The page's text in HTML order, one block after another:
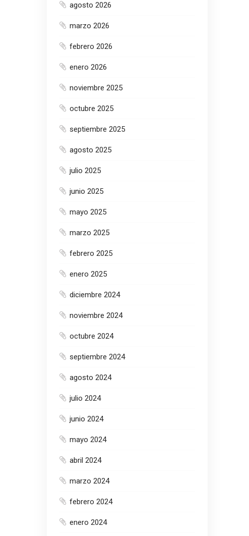
agosto 2026
marzo 2026
febrero 2026
enero 2026
noviembre 2025
octubre 2025
septiembre 2025
agosto 2025
julio 2025
junio 2025
mayo 2025
marzo 2025
febrero 2025
enero 2025
diciembre 2024
noviembre 2024
octubre 2024
septiembre 2024
agosto 2024
julio 2024
junio 2024
mayo 2024
abril 2024
marzo 2024
febrero 2024
enero 2024